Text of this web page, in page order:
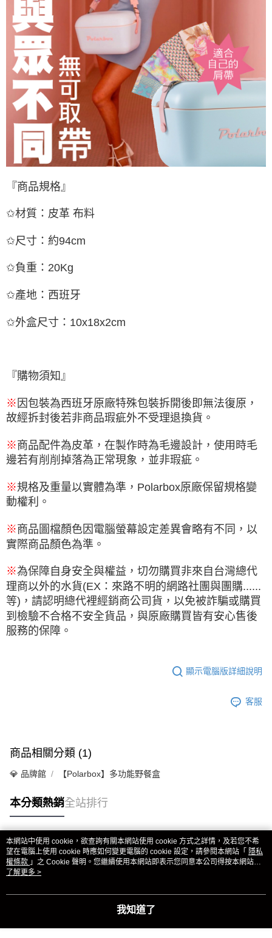
『商品規格』
✩材質：皮革 布料
✩尺寸：約94cm
✩負重：20Kg
✩產地：西班牙
✩外盒尺寸：10x18x2cm
『購物須知』
※ 因包裝為西班牙原廠特殊包裝拆開後即無法復原，
故經拆封後若非商品瑕疵外不受理退換貨。
※商品配件為皮革，在製作時為毛邊設計，使用時毛
邊若有削削掉落為正常現象，並非瑕疵。
※規格及重量以實體為準，Polarbox原廠保留規格變
動權利。
※商品圖檔顏色因電腦螢幕設定差異會略有不同，以
實際商品顏色為準。
※為保障自身安全與權益，切勿購買非來自台灣總代
理商以外的水貨(EX：來路不明的網路社團與團購......
等)，請認明總代裡經銷商公司貨，以免被詐騙或購買
到檢驗不合格不安全貨品，與原廠購買皆有安心售後
服務的保障。
顯示電腦版詳細說明
客服
商品相關分類 (1)
💎 品牌館 【Polarbox】多功能野餐盒
本分類熱銷全站排行
熱門標籤
本網站中使用 cookie，欲查詢有關本網站使用 cookie 方式之詳情，及若您不希
望在電腦上使用 cookie 時應如何變更電腦的 cookie 設定，請參閱本網站「 隱私
權條款 」之 Cookie 聲明。您繼續使用本網站即表示您同意本公司得按本網站使
用條款之 Cookie 聲明使用 cookie。
了解更多 >
我知道了